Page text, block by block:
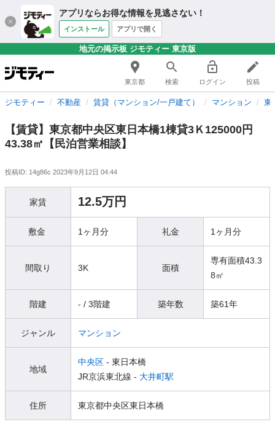
アプリならお得な情報を見逃さない！
インストール アプリで開く
地元の掲示板 ジモティー 東京版
東京都 検索 ログイン 投稿
ジモティー 不動産 賃貸（マンション/一戸建て） マンション 東
【賃貸】東京都中央区東日本橋1棟貸3Ｋ125000円
43.38㎡【民泊営業相談】
投稿ID: 14g86c 2023年9月12日 04:44
家賃 12.5万円
敷金 1ヶ月分 礼金 1ヶ月分
間取り 3K 面積
専有面積43.3
8㎡
階建 - / 3階建 築年数 築61年
ジャンル マンション
地域
中央区 - 東日本橋
JR京浜東北線 - 大井町駅
住所 東京都中央区東日本橋